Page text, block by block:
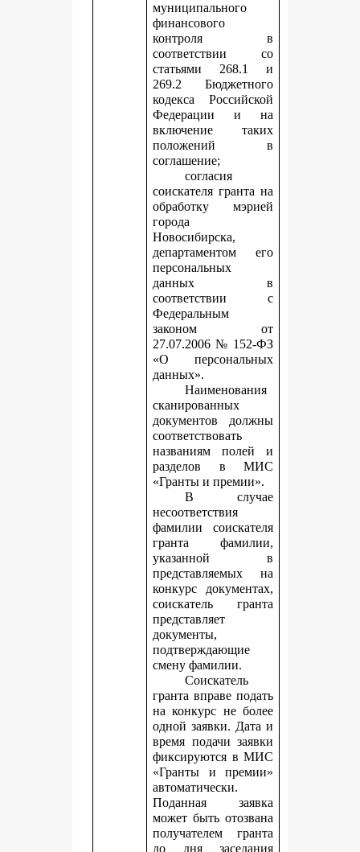
муниципального
финансового
контроля в
соответствии со
статьями 268.1 и
269.2 Бюджетного
кодекса Российской
Федерации и на
включение таких
положений в
соглашение;
согласия
соискателя гранта на
обработку мэрией
города
Новосибирска,
департаментом его
персональных
данных в
соответствии с
Федеральным
законом от
27.07.2006 № 152-ФЗ
«О персональных
данных».
Наименования
сканированных
документов должны
соответствовать
названиям полей и
разделов в МИС
«Гранты и премии».
В случае
несоответствия
фамилии соискателя
гранта фамилии,
указанной в
представляемых на
конкурс документах,
соискатель гранта
представляет
документы,
подтверждающие
смену фамилии.
Соискатель
гранта вправе подать
на конкурс не более
одной заявки. Дата и
время подачи заявки
фиксируются в МИС
«Гранты и премии»
автоматически.
Поданная заявка
может быть отозвана
получателем гранта
до дня заседания